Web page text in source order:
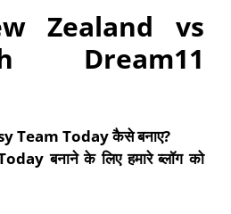
Zealand vs
Dream11
Team Todayकैसे बनाए?
बनाने के लिए हमारे ब्लॉग को